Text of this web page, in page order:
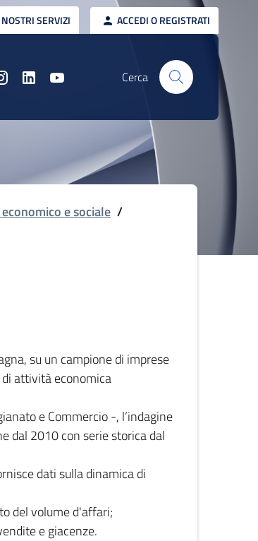
SERVIZI ACCEDI O REGISTRATI
Cerca
e sociale /
su un campione di imprese
attività economica
e Commercio -, l’indagine
dal 2010 con serie storica dal
dati sulla dinamica di
del volume d'affari;
e giacenze.